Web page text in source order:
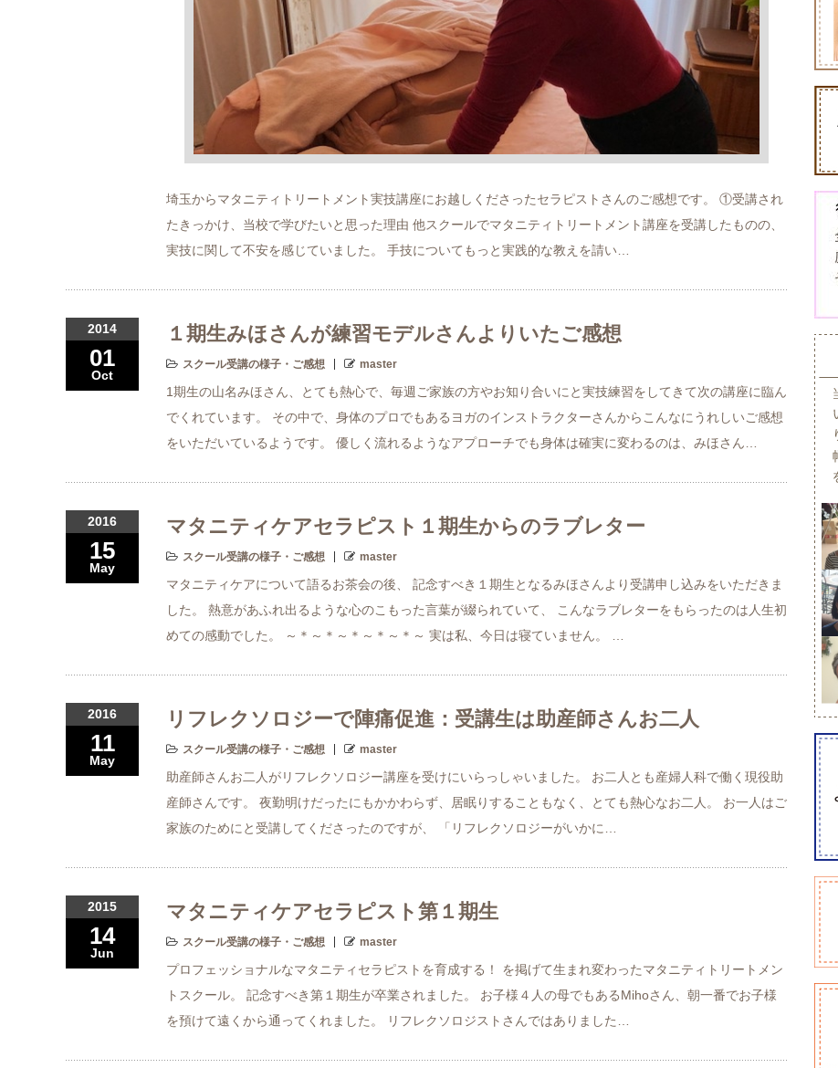
埼玉からマタニティトリートメント実技講座にお越しくださったセラピストさんのご感想です。 ①受講され
たきっかけ、当校で学びたいと思った理由 他スクールでマタニティトリートメント講座を受講したものの、
実技に関して不安を感じていました。 手技についてもっと実践的な教えを請い…
2014
01
Oct
１期生みほさんが練習モデルさんよりいたご感想
スクール受講の様子・ご感想 master
1期生の山名みほさん、とても熱心で、毎週ご家族の方やお知り合いにと実技練習をしてきて次の講座に臨ん
でくれています。 その中で、身体のプロでもあるヨガのインストラクターさんからこんなにうれしいご感想
をいただいているようです。 優しく流れるようなアプローチでも身体は確実に変わるのは、みほさん…
2016
15
May
マタニティケアセラピスト１期生からのラブレター
スクール受講の様子・ご感想 master
マタニティケアについて語るお茶会の後、 記念すべき１期生となるみほさんより受講申し込みをいただきま
した。 熱意があふれ出るような心のこもった言葉が綴られていて、 こんなラブレターをもらったのは人生初
めての感動でした。 ～＊～＊～＊～＊～＊～ 実は私、今日は寝ていません。 …
2016
11
May
リフレクソロジーで陣痛促進：受講生は助産師さんお二人
スクール受講の様子・ご感想 master
助産師さんお二人がリフレクソロジー講座を受けにいらっしゃいました。 お二人とも産婦人科で働く現役助
産師さんです。 夜勤明けだったにもかかわらず、居眠りすることもなく、とても熱心なお二人。 お一人はご
家族のためにと受講してくださったのですが、 「リフレクソロジーがいかに…
2015
14
Jun
マタニティケアセラピスト第１期生
スクール受講の様子・ご感想 master
プロフェッショナルなマタニティセラピストを育成する！ を掲げて生まれ変わったマタニティトリートメン
トスクール。 記念すべき第１期生が卒業されました。 お子様４人の母でもあるMihoさん、朝一番でお子様
を預けて遠くから通ってくれました。 リフレクソロジストさんではありました…